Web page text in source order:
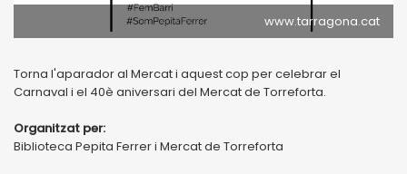
www.tarragona.cat
Torna l'aparador al Mercat i aquest cop per celebrar el
Carnaval i el 40è aniversari del Mercat de Torreforta.
Organitzat per:
Biblioteca Pepita Ferrer i Mercat de Torreforta